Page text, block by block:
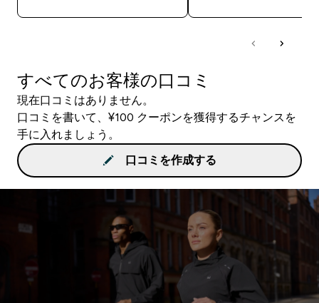
すべてのお客様の口コミ
現在口コミはありません。
口コミを書いて、¥100 クーポンを獲得するチャンスを
手に入れましょう。
口コミを作成する